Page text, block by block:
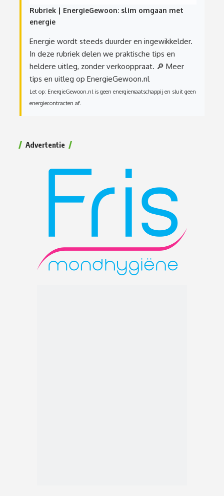
Rubriek | EnergieGewoon: slim omgaan met
energie
Energie wordt steeds duurder en ingewikkelder.
In deze rubriek delen we praktische tips en
heldere uitleg, zonder verkooppraat. 🔎 Meer
tips en uitleg op EnergieGewoon.nl
Let op: EnergieGewoon.nl is geen energiemaatschappij en sluit geen
energiecontracten af.
Advertentie